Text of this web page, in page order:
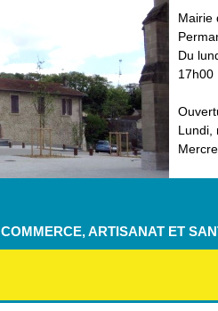
Mairie
Du
17h00
Lundi,
COMMERCE, ARTISANAT ET